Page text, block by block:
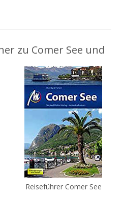
zu Comer See und
Reiseführer Comer See